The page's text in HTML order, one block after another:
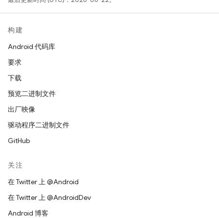
构建
Android 代码库
要求
下载
预览二进制文件
出厂映像
驱动程序二进制文件
GitHub
关注
在 Twitter 上 @Android
在 Twitter 上 @AndroidDev
Android 博客